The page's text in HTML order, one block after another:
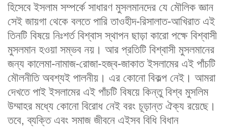
হিসেবে ইসলাম সম্পর্কে সাধারণ মুসলমানদের যে মৌলিক জ্ঞান
সেই জায়গা থেকে বলতে পারি তাওহীদ-রিসালাত-আখিরাত এই
তিনটি বিষয়ে নিঃশর্ত বিশ্বাস স্থাপন ছাড়া কারো পক্ষে বিশ্বাসী
মুসলমান হওয়া সম্ভব নয়। আর প্রতিটি বিশ্বাসী মুসলমানের
জন্য কালেমা-নামাজ-রোজা-হজ্ব-জাকাত ইসলামের এই পাঁচটি
মৌলনীতি অবশ্যই পালনীয়। এর কোনো বিকল্প নেই। আমরা
দেখতে পাই ইসলামের এই পাঁচটি বিষয়ে কিন্তু বিশ্ব মুসলিম
উম্মাহর মধ্যে কোনো বিরোধ নেই বরং চূড়ান্ত ঐক্য রয়েছে।
তবে, ব্যক্তি এবং সমাজ জীবনে এইসব বিধি বিধান